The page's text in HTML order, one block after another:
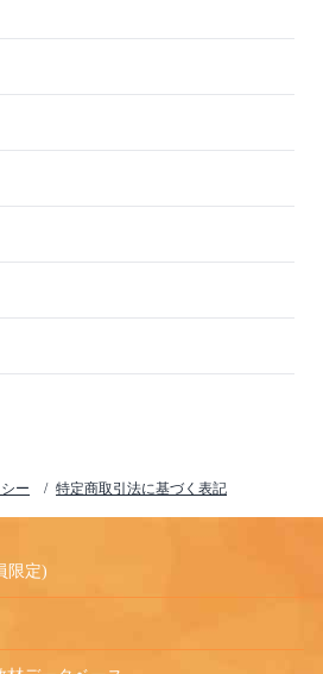
ー 特定商取引法に基づく表記
限定)